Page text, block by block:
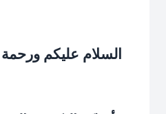
السلام عليكم ورحمة